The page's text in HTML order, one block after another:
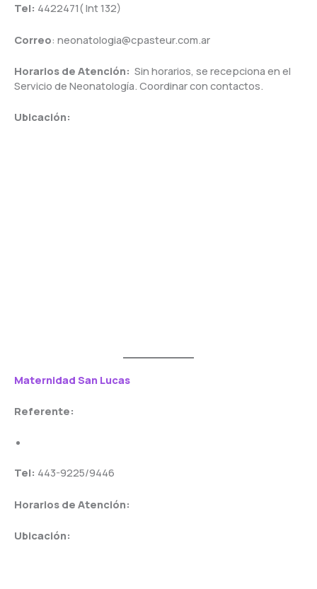
Tel: 4422471( Int 132)
Correo: neonatologia@cpasteur.com.ar
Horarios de Atención: Sin horarios, se recepciona en el
Servicio de Neonatología. Coordinar con contactos.
Ubicación:
Maternidad San Lucas
Referente:
Tel: 443-9225/9446
Horarios de Atención:
Ubicación: